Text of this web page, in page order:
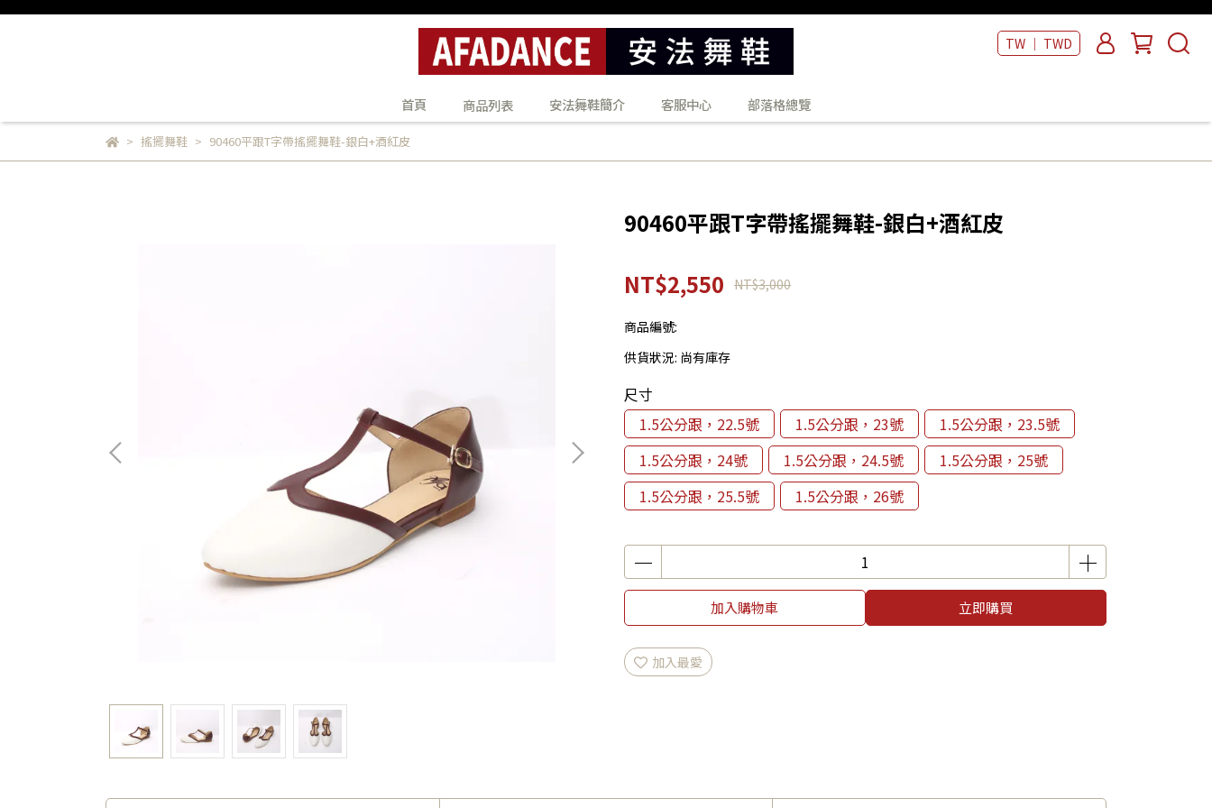
TW ｜ TWD
首頁 商品列表 安法舞鞋簡介 客服中心 部落格總覽
搖擺舞鞋 90460平跟T字帶搖擺舞鞋-銀白+酒紅皮
90460平跟T字帶搖擺舞鞋-銀白+酒紅皮
NT$2,550 NT$3,000
商品編號:
供貨狀況: 尚有庫存
尺寸
1.5公分跟，22.5號
1.5公分跟，23號
1.5公分跟，23.5號
1.5公分跟，24號
1.5公分跟，24.5號
1.5公分跟，25號
1.5公分跟，25.5號
1.5公分跟，26號
加入購物車 立即購買
加入最愛